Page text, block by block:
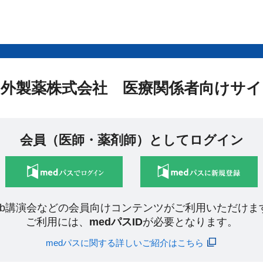
製薬株式会社 医療関係者向けサ
会員（医師・薬剤師）としてログイン
講演会などの会員向けコンテンツがご利用いただけま
ご利用には、 medパスIDが必要となります。
medパスに関する詳しいご紹介はこちら